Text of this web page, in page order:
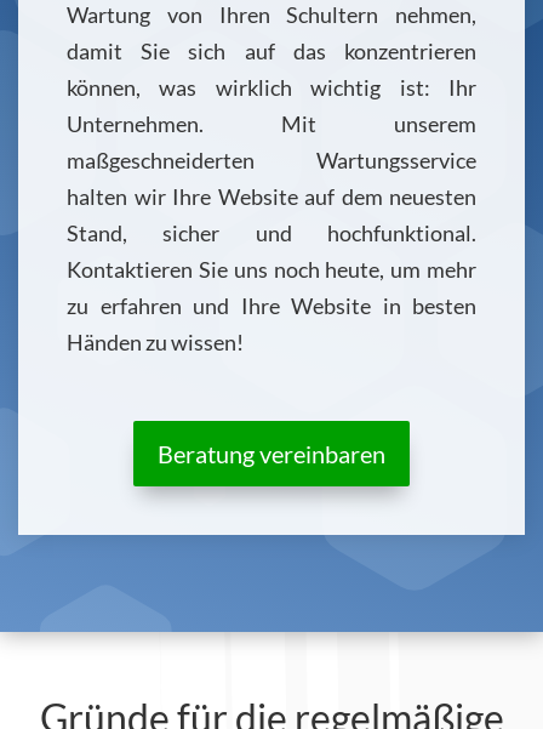
Wartung von Ihren Schultern nehmen,
damit Sie sich auf das konzentrieren
können, was wirklich wichtig ist: Ihr
Unternehmen. Mit unserem
maßgeschneiderten Wartungsservice
halten wir Ihre Website auf dem neuesten
Stand, sicher und hochfunktional.
Kontaktieren Sie uns noch heute, um mehr
zu erfahren und Ihre Website in besten
Händen zu wissen!
Beratung vereinbaren
Gründe für die regelmäßige